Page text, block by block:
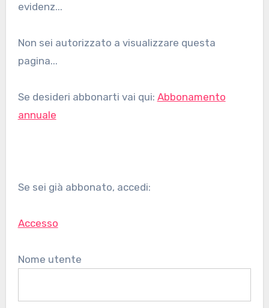
evidenz...
Non sei autorizzato a visualizzare questa
pagina...
Se desideri abbonarti vai qui: Abbonamento
annuale
Se sei già abbonato, accedi:
Accesso
Nome utente